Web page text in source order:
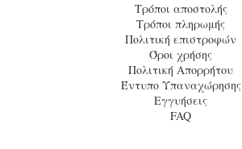
Τρόποι αποστολής
Τρόποι πληρωμής
Πολιτική επιστροφών
Όροι χρήσης
Πολιτική Απορρήτου
Έντυπο Υπαναχώρησης
Εγγυήσεις
FAQ